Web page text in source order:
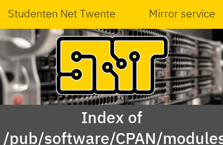
Studenten Net Twente Mirror service
Index of
/pub/software/CPAN/